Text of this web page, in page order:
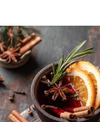
access
/ forever
sit
ac